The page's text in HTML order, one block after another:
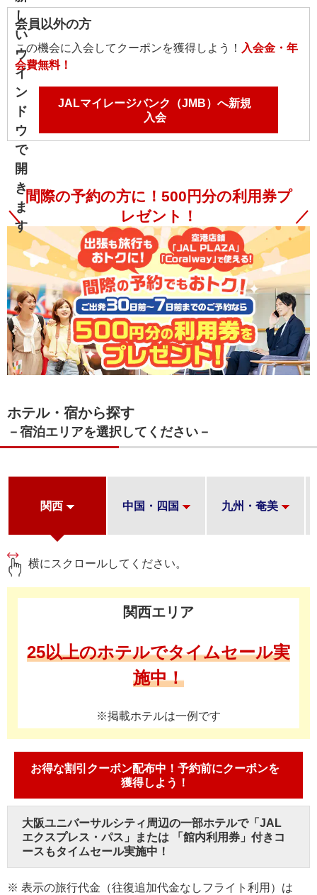
会員以外の方
この機会に入会してクーポンを獲得しよう！ 入会金・年
会費無料！
JALマイレージバンク（JMB）へ新規
入会
間際の予約の方に！500円分の利用券プ
レゼント！
ホテル・宿から探す
－宿泊エリアを選択してください－
関西 中国・四国 九州・奄美
横にスクロールしてください。
関西エリア
25以上のホテルでタイムセール実
施中！
※掲載ホテルは一例です
お得な割引クーポン配布中！予約前にクーポンを
獲得しよう！
大阪ユニバーサルシティ周辺の一部ホテルで「JAL
エクスプレス・パス」または 「館内利用券」付きコ
ースもタイムセール実施中！
※ 表示の旅行代金（往復追加代金なしフライト利用）は